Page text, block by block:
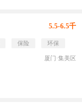
5.5-6.5千
保险 环保
厦门·集美区